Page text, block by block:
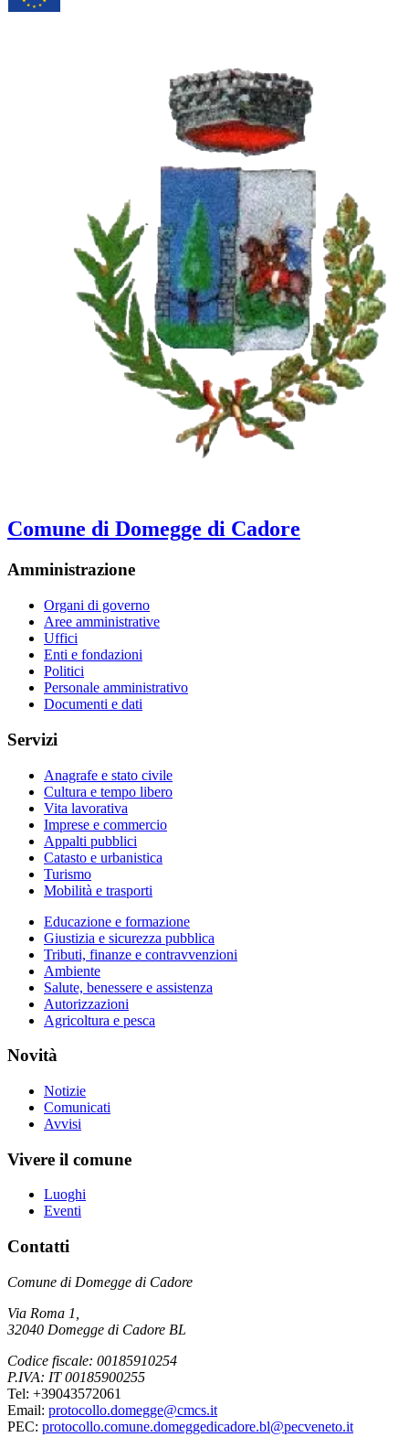
Comune di Domegge di Cadore
Amministrazione
Organi di governo
Aree amministrative
Uffici
Enti e fondazioni
Politici
Personale amministrativo
Documenti e dati
Servizi
Anagrafe e stato civile
Cultura e tempo libero
Vita lavorativa
Imprese e commercio
Appalti pubblici
Catasto e urbanistica
Turismo
Mobilità e trasporti
Educazione e formazione
Giustizia e sicurezza pubblica
Tributi, finanze e contravvenzioni
Ambiente
Salute, benessere e assistenza
Autorizzazioni
Agricoltura e pesca
Novità
Notizie
Comunicati
Avvisi
Vivere il comune
Luoghi
Eventi
Contatti
Comune di Domegge di Cadore
Via Roma 1,
32040 Domegge di Cadore BL
Codice fiscale: 00185910254
P.IVA: IT 00185900255
Tel: +39043572061
Email: protocollo.domegge@cmcs.it
PEC: protocollo.comune.domeggedicadore.bl@pecveneto.it